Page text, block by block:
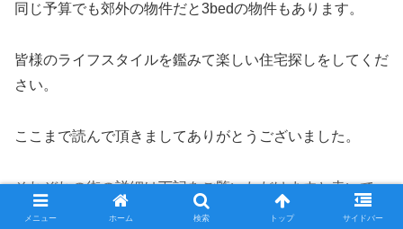
同じ予算でも郊外の物件だと3bedの物件もあります。
皆様のライフスタイルを鑑みて楽しい住宅探しをしてくだ
さい。
ここまで読んで頂きましてありがとうございました。
それぞれの街の詳細は下記をご覧いただけますと幸いで
す。
メニュー ホーム 検索 トップ サイドバー